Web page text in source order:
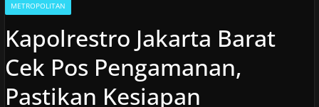
METROPOLITAN
Kapolrestro Jakarta Barat
Cek Pos Pengamanan,
Pastikan Kesiapan